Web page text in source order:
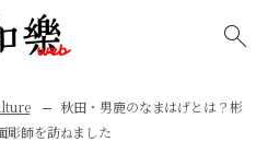
秋田・男鹿のなまはげとは？彬
彫師を訪ねました